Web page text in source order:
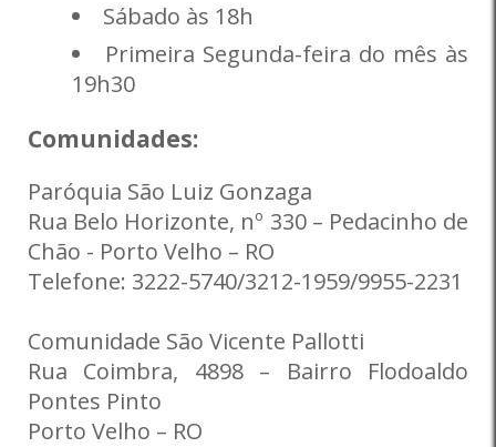
Sábado às 18h
Primeira Segunda-feira do mês às
19h30
Comunidades:
Paróquia São Luiz Gonzaga
Rua Belo Horizonte, nº 330 – Pedacinho de
Chão - Porto Velho – RO
Telefone: 3222-5740/3212-1959/9955-2231
Comunidade São Vicente Pallotti
Rua Coimbra, 4898 – Bairro Flodoaldo
Pontes Pinto
Porto Velho – RO